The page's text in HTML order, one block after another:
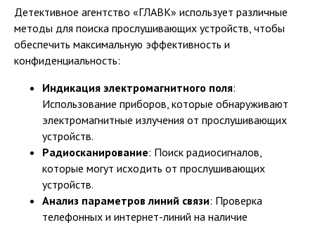
Детективное агентство «ГЛАВК» использует различные
методы для поиска прослушивающих устройств, чтобы
обеспечить максимальную эффективность и
конфиденциальность:
Индикация электромагнитного поля:
Использование приборов, которые обнаруживают
электромагнитные излучения от прослушивающих
устройств.
Радиосканирование: Поиск радиосигналов,
которые могут исходить от прослушивающих
устройств.
Анализ параметров линий связи: Проверка
телефонных и интернет-линий на наличие